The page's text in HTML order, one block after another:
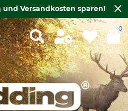
und Versandkosten sparen!
0